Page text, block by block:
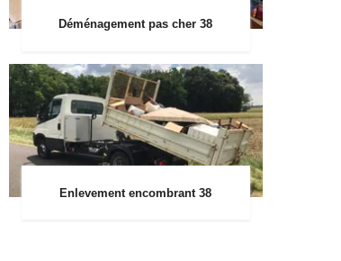
Déménagement pas cher 38
Enlevement encombrant 38